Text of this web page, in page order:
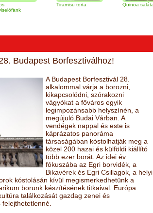
Tiramisu torta Quinoa saláta
Budapest Borfesztiválhoz!
A Budapest Borfesztivál 28.
alkalommal várja a borozni,
kikapcsolódni, szórakozni
vágyókat a főváros egyik
legimpozánsabb helyszínén, a
megújuló Budai Várban. A
vendégek nappal és este is
káprázatos panoráma
társaságában kóstolhatják meg a
közel 200 hazai és külföldi kiállító
több ezer borát. Az idei év
fókuszába az Egri borvidék, a
Bikavérek és Egri Csillagok, a helyi
kóstolásán kívül megismerkedhetünk a
borunk készítésének titkaival. Európa
találkozását gazdag zenei és